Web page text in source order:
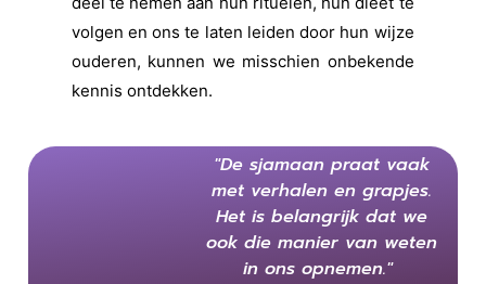
volgen en ons te laten leiden door hun wijze
ouderen, kunnen we misschien onbekende
kennis ontdekken.
"De sjamaan praat vaak
met verhalen en grapjes.
Het is belangrijk dat we
ook die manier van weten
in ons opnemen."